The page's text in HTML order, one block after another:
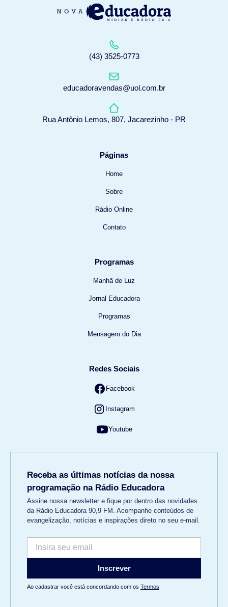
(43) 3525-0773
educadoravendas@uol.com.br
Rua Antônio Lemos, 807, Jacarezinho - PR
Páginas
Home
Sobre
Rádio Online
Contato
Programas
Manhã de Luz
Jornal Educadora
Programas
Mensagem do Dia
Redes Sociais
Facebook
Instagram
Youtube
Receba as últimas notícias da nossa
programação na Rádio Educadora
Assine nossa newsletter e fique por dentro das novidades
da Rádio Educadora 90,9 FM. Acompanhe conteúdos de
evangelização, notícias e inspirações direto no seu e-mail.
Ao cadastrar você está concordando com os Termos